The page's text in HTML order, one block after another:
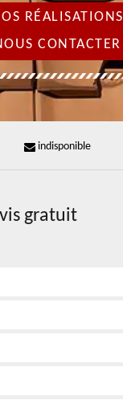
RÉALISATIONS
CONTACTER
indisponible
gratuit